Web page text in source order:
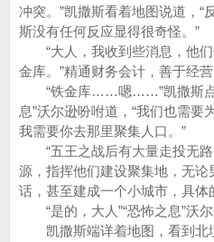
冲突。”凯撒斯看着地图说道，“
斯没有任何反应显得很奇怪。”
“大人，我收到些消息，他们
金库。”精通财务会计，善于经营
“铁金库……嗯……”凯撒斯点
息”沃尔逊吩咐道，“我们也需要
我需要你去那里聚集人口。”
“五王之战后有大量走投无路
源，指挥他们建设聚集地，无
话，甚至建成一个小城市，具体
“是的，大人”“恐怖之息”沃尔
凯撒斯端详着地图，看到北